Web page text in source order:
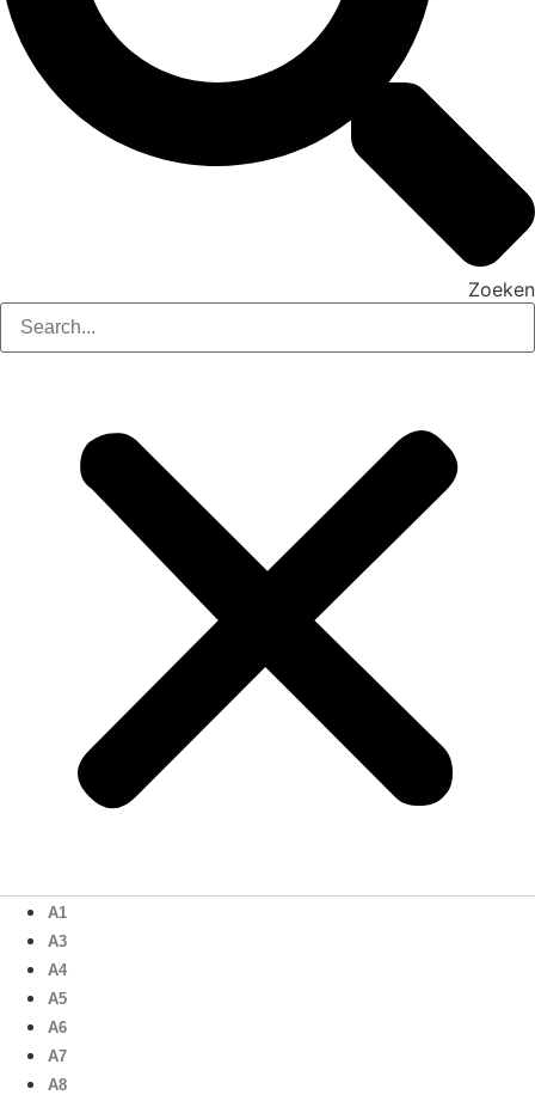
Zoeken
A1
A3
A4
A5
A6
A7
A8